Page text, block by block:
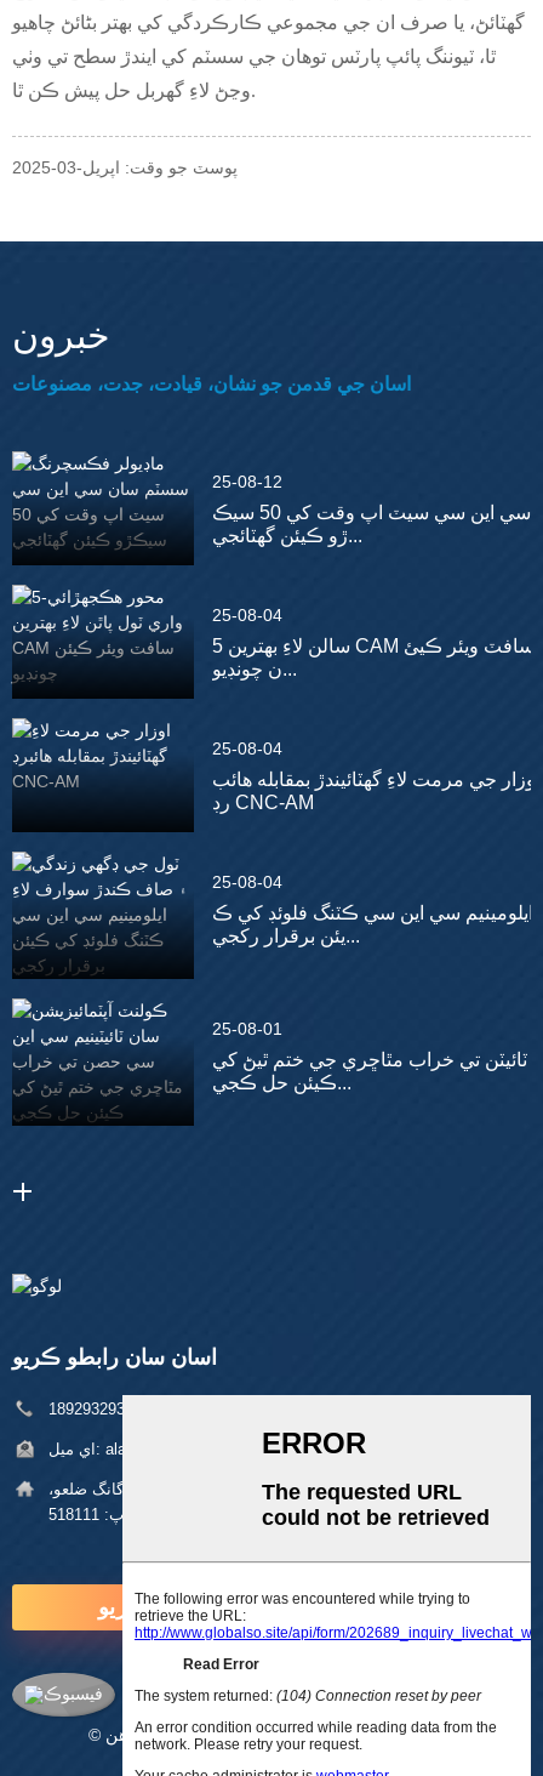
گهٽائڻ، يا صرف ان جي مجموعي ڪارڪردگي کي بهتر بڻائڻ چاهيو
ٿا، ٽيوننگ پائپ پارٽس توهان جي سسٽم کي ايندڙ سطح تي وٺي
وڃڻ لاءِ گهربل حل پيش ڪن ٿا.
پوسٽ جو وقت: اپريل-03-2025
خبرون
اسان جي قدمن جو نشان، قيادت، جدت، مصنوعات
25-08-12
سي اين سي سيٽ اپ وقت کي 50 سيڪ
ڙو ڪيئن گھٽائجي...
25-08-04
5 سالن لاءِ بهترين CAM سافٽ ويئر ڪيئ
ن چونڊيو...
25-08-04
اوزار جي مرمت لاءِ گھٽائيندڙ بمقابله هائب
رڊ CNC-AM
25-08-04
ايلومينيم سي اين سي ڪٽنگ فلوئڊ کي ڪ
يئن برقرار رکجي...
25-08-01
ٽائيٽن تي خراب مٿاڇري جي ختم ٿيڻ کي
ڪيئن حل ڪجي...
اسان سان رابطو ڪريو
اي ميل: alan@pftworld.com
بلڊنگ 49، فومين انڊسٽريل پارڪ، پنگھو ڳوٺ، لانگ گانگ ضلعو،
شينزين زپ: 518111
هاڻي پڇا ڳاڇا ڪريو
© ڪاپي رائيٽ - 2010-2025: سڀ حق محفوظ آهن.